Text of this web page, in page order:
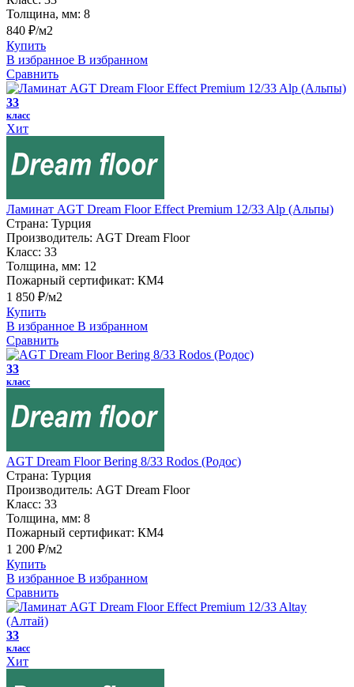
Толщина, мм: 8
840 ₽/м2
Купить
В избранное В избранном
Сравнить
33
класс
Хит
Ламинат AGT Dream Floor Effect Premium 12/33 Alp (Альпы)
Страна: Турция
Производитель: AGT Dream Floor
Класс: 33
Толщина, мм: 12
Пожарный сертификат: КМ4
1 850 ₽/м2
Купить
В избранное В избранном
Сравнить
33
класс
AGT Dream Floor Bering 8/33 Rodos (Родос)
Страна: Турция
Производитель: AGT Dream Floor
Класс: 33
Толщина, мм: 8
Пожарный сертификат: КМ4
1 200 ₽/м2
Купить
В избранное В избранном
Сравнить
33
класс
Хит